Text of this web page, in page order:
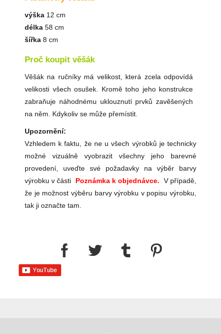
výška 12 cm
délka 58 cm
šířka 8 cm
Proč koupit věšák
Věšák na ručníky má velikost, která zcela odpovídá
velikosti všech osušek. Kromě toho jeho konstrukce
zabraňuje náhodnému uklouznutí prvků zavěšených
na něm. Kdykoliv se může přemístit.
Upozornění:
Vzhledem k faktu, že ne u všech výrobků je technicky
možné vizuálně vyobrazit všechny jeho barevné
provedení, uveďte své požadavky na výběr barvy
výrobku v části Poznámka k objednávce.
V případě,
že je možnost výběru barvy výrobku v popisu výrobku,
tak ji označte tam.